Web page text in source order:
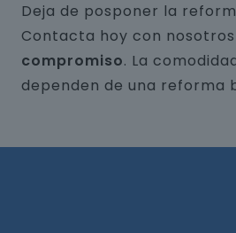
Deja de posponer la
Contacta hoy con
compromiso. La
dependen de una reforma